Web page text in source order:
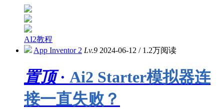
AI2教程
App Inventor 2 Lv.9 2024-06-12 /1.2万阅读
置顶· Ai2 Starter模拟器连
接一直失败？